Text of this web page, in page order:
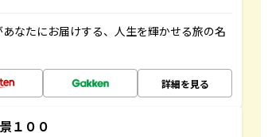
なたにお届けする、人生を輝かせる旅の名
詳細を見る
１００